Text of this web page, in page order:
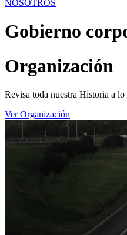
NOSOTROS
Gobierno
Organización
Revisa toda nuestra Historia a
Ver Organización